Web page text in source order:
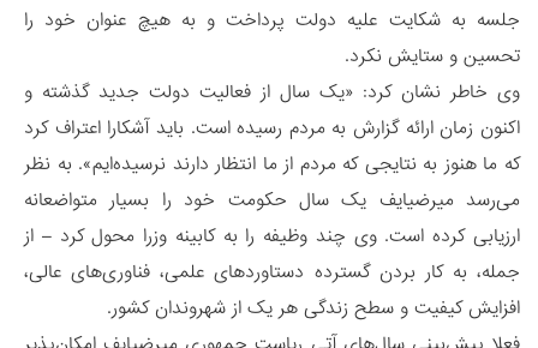
جلسه به شکایت علیه دولت پرداخت و به هیچ عنوان خود را
تحسین و ستایش نکرد.
وی خاطر نشان کرد: «یک سال از فعالیت دولت جدید گذشته و
اکنون زمان ارائه گزارش به مردم رسیده است. باید آشکارا اعتراف کرد
که ما هنوز به نتایجی که مردم از ما انتظار دارند نرسیده‌ایم». به نظر
می‌رسد میرضیایف یک سال حکومت خود را بسیار متواضعانه
ارزیابی کرده است. وی چند وظیفه را به کابینه وزرا محول کرد – از
جمله، به کار بردن گسترده دستاوردهای علمی، فناوری‌های عالی،
افزایش کیفیت و سطح زندگی هر یک از شهروندان کشور.